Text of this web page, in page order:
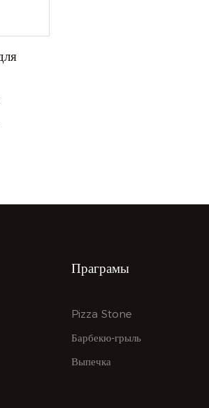
Праграмы
Pizza Stone
Барбекю-грыль
Выпечка